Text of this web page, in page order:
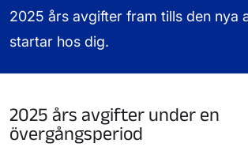
2025 års avgifter fram tills den nya
startar hos dig.
2025 års avgifter under en
övergångsperiod